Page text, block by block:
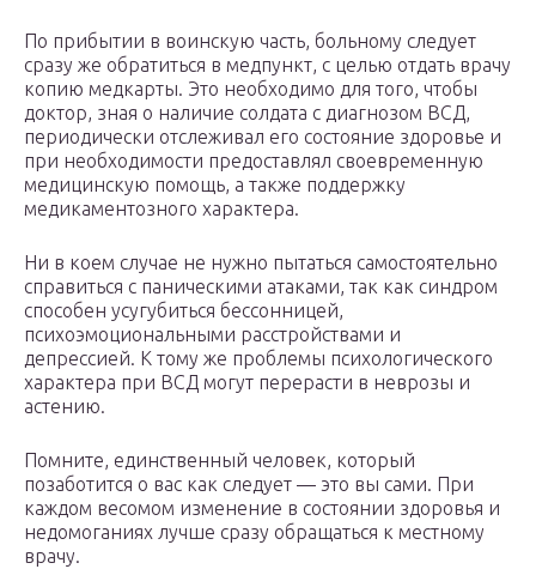
По прибытии в воинскую часть, больному следует
сразу же обратиться в медпункт, с целью отдать врачу
копию медкарты. Это необходимо для того, чтобы
доктор, зная о наличие солдата с диагнозом ВСД,
периодически отслеживал его состояние здоровье и
при необходимости предоставлял своевременную
медицинскую помощь, а также поддержку
медикаментозного характера.
Ни в коем случае не нужно пытаться самостоятельно
справиться с паническими атаками, так как синдром
способен усугубиться бессонницей,
психоэмоциональными расстройствами и
депрессией. К тому же проблемы психологического
характера при ВСД могут перерасти в неврозы и
астению.
Помните, единственный человек, который
позаботится о вас как следует — это вы сами. При
каждом весомом изменение в состоянии здоровья и
недомоганиях лучше сразу обращаться к местному
врачу.